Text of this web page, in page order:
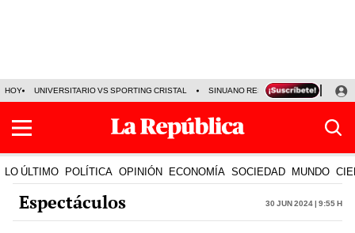
HOY UNIVERSITARIO VS SPORTING CRISTAL SINUANO RESULTADOS HOY
LO ÚLTIMO POLÍTICA OPINIÓN ECONOMÍA SOCIEDAD MUNDO
Espectáculos 30 Jun 2024 | 9:55 h